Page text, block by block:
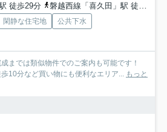
徒歩29分
磐越西線「喜久田」駅 徒歩39分
閑静な住宅地
公共下水
までは類似物件でのご案内も可能です！
10分など買い物にも便利なエリア...
もっと